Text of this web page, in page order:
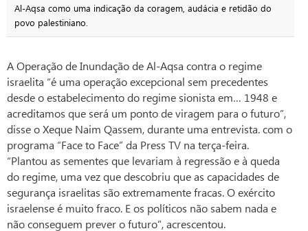
Al-Aqsa como uma indicação da coragem, audácia e retidão do
povo palestiniano.
A Operação de Inundação de Al-Aqsa contra o regime
israelita “é uma operação excepcional sem precedentes
desde o estabelecimento do regime sionista em… 1948 e
acreditamos que será um ponto de viragem para o futuro”,
disse o Xeque Naim Qassem, durante uma entrevista. com o
programa “Face to Face” da Press TV na terça-feira.
“Plantou as sementes que levariam à regressão e à queda
do regime, uma vez que descobriu que as capacidades de
segurança israelitas são extremamente fracas. O exército
israelense é muito fraco. E os políticos não sabem nada e
não conseguem prever o futuro”, acrescentou.